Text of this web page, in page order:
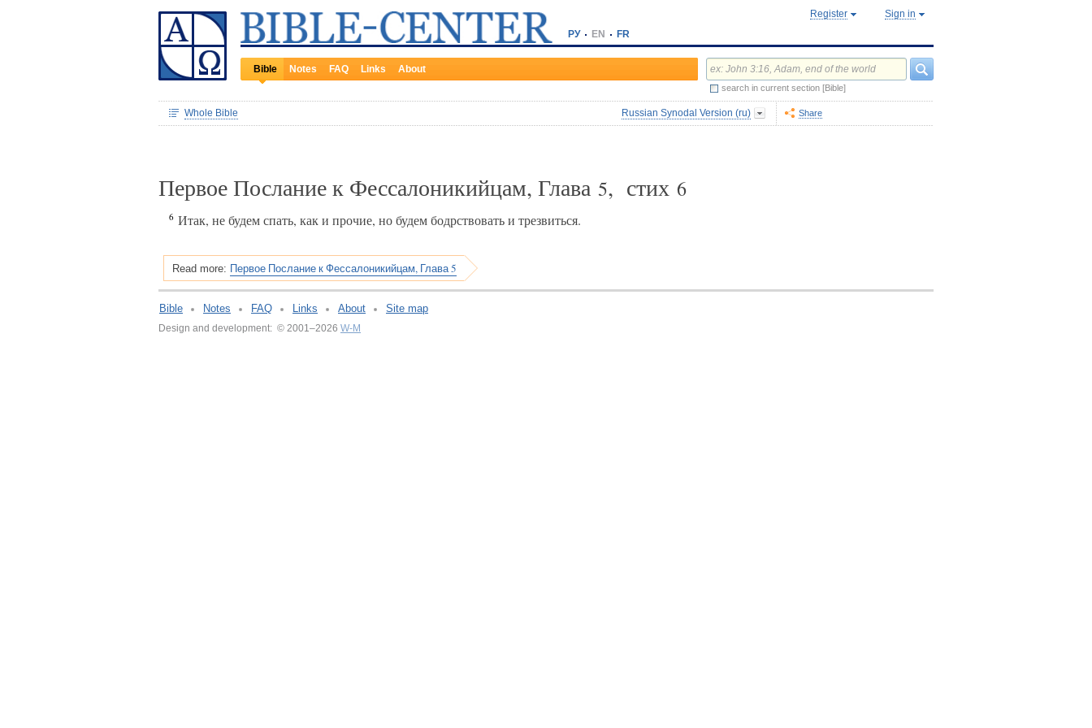
РУ EN FR
Register Sign in
Bible Notes FAQ Links About
search in current section [Bible]
Whole Bible Russian Synodal Version (ru) Share
Первое Послание к Фессалоникийцам, Глава 5, стих 6
6 Итак, не будем спать, как и прочие, но будем бодрствовать и трезвиться.
Read more: Первое Послание к Фессалоникийцам, Глава 5
Bible Notes FAQ Links About Site map
Design and development: © 2001–2026 W-M